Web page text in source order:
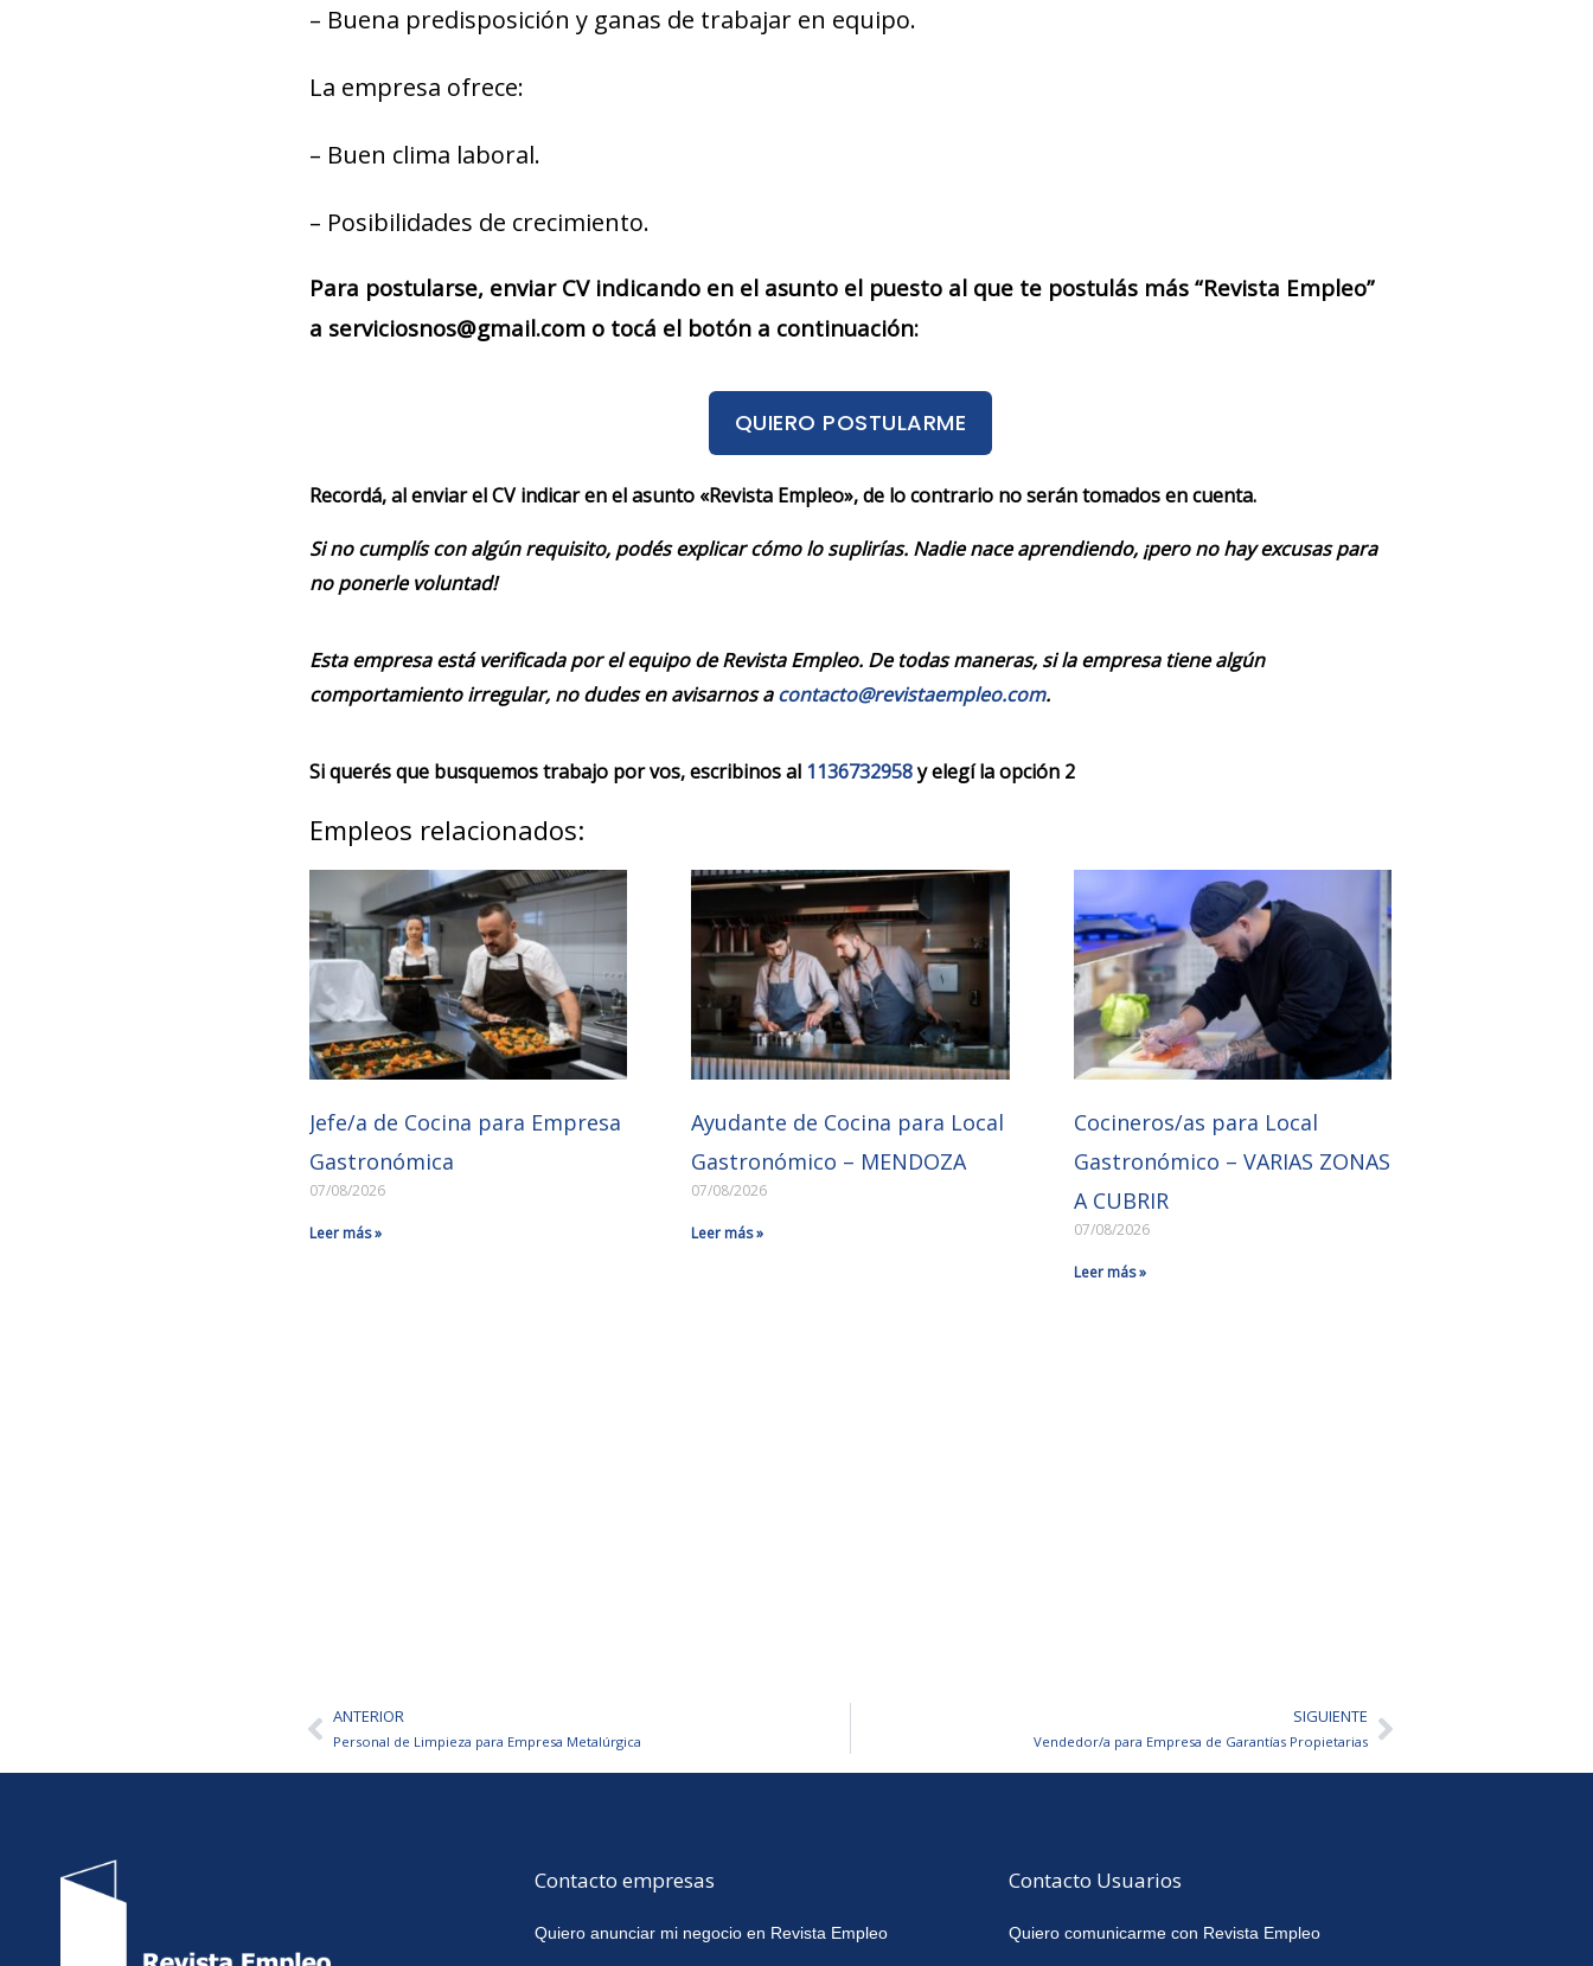
– Buena predisposición y ganas de trabajar en equipo.
La empresa ofrece:
– Buen clima laboral.
– Posibilidades de crecimiento.
Para postularse, enviar CV indicando en el asunto el puesto al que te postulás más “Revista Empleo”
a serviciosnos@gmail.com o tocá el botón a continuación:
QUIERO POSTULARME
Recordá, al enviar el CV indicar en el asunto «Revista Empleo», de lo contrario no serán tomados en cuenta.
Si no cumplís con algún requisito, podés explicar cómo lo suplirías. Nadie nace aprendiendo, ¡pero no hay excusas para
no ponerle voluntad!
Esta empresa está verificada por el equipo de Revista Empleo. De todas maneras, si la empresa tiene algún
comportamiento irregular, no dudes en avisarnos acontacto@revistaempleo.com.
Si querés que busquemos trabajo por vos, escribinos al 1136732958y elegí la opción 2
Empleos relacionados:
Jefe/a de Cocina para Empresa
Gastronómica
07/08/2026
Leer más »
Ayudante de Cocina para Local
Gastronómico – MENDOZA
07/08/2026
Leer más »
Cocineros/as para Local
Gastronómico – VARIAS ZONAS
A CUBRIR
07/08/2026
Leer más »
AntANTERIOR
Personal de Limpieza para Empresa Metalúrgica
SIGUIENTE
Vendedor/a para Empresa de Garantías PropietariasSiguiente
Contacto empresas
Quiero anunciar mi negocio en Revista Empleo
Contacto Usuarios
Quiero comunicarme con Revista Empleo